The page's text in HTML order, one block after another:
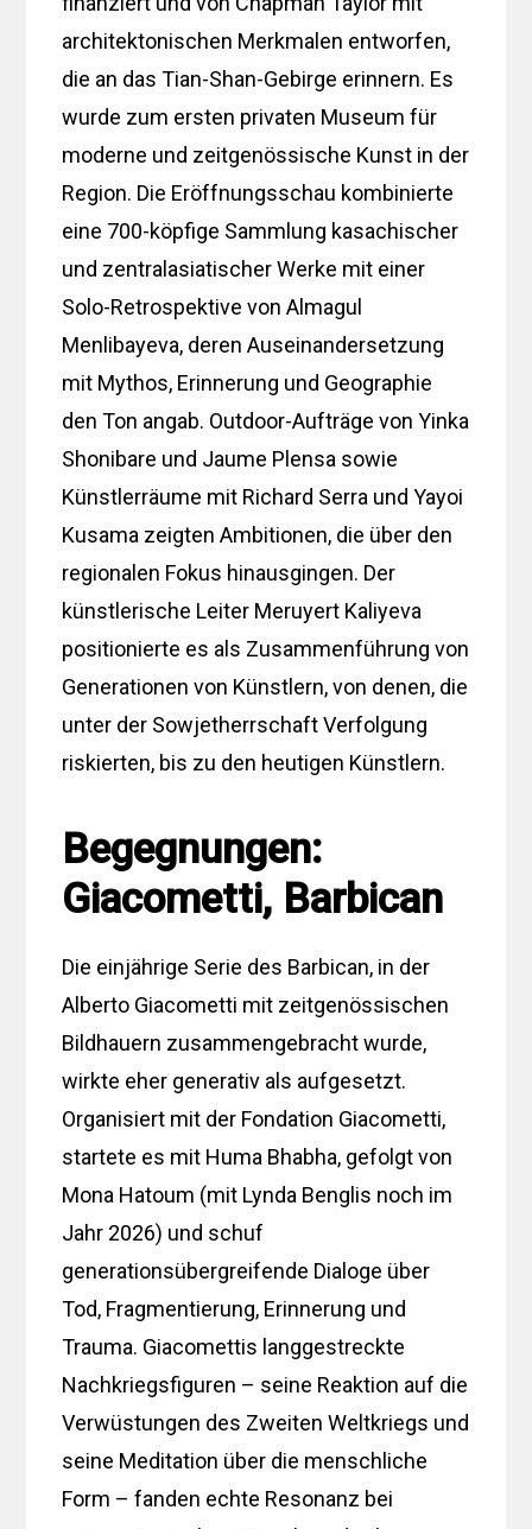
architektonischen Merkmalen entworfen,
die an das Tian-Shan-Gebirge erinnern. Es
wurde zum ersten privaten Museum für
moderne und zeitgenössische Kunst in der
Region. Die Eröffnungsschau kombinierte
eine 700-köpfige Sammlung kasachischer
und zentralasiatischer Werke mit einer
Solo-Retrospektive von Almagul
Menlibayeva, deren Auseinandersetzung
mit Mythos, Erinnerung und Geographie
den Ton angab. Outdoor-Aufträge von Yinka
Shonibare und Jaume Plensa sowie
Künstlerräume mit Richard Serra und Yayoi
Kusama zeigten Ambitionen, die über den
regionalen Fokus hinausgingen. Der
künstlerische Leiter Meruyert Kaliyeva
positionierte es als Zusammenführung von
Generationen von Künstlern, von denen, die
unter der Sowjetherrschaft Verfolgung
riskierten, bis zu den heutigen Künstlern.
Begegnungen:
Giacometti, Barbican
Die einjährige Serie des Barbican, in der
Alberto Giacometti mit zeitgenössischen
Bildhauern zusammengebracht wurde,
wirkte eher generativ als aufgesetzt.
Organisiert mit der Fondation Giacometti,
startete es mit Huma Bhabha, gefolgt von
Mona Hatoum (mit Lynda Benglis noch im
Jahr 2026) und schuf
generationsübergreifende Dialoge über
Tod, Fragmentierung, Erinnerung und
Trauma. Giacomettis langgestreckte
Nachkriegsfiguren – seine Reaktion auf die
Verwüstungen des Zweiten Weltkriegs und
seine Meditation über die menschliche
Form – fanden echte Resonanz bei